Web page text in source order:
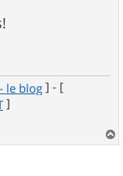
le blog ] - [
]
a